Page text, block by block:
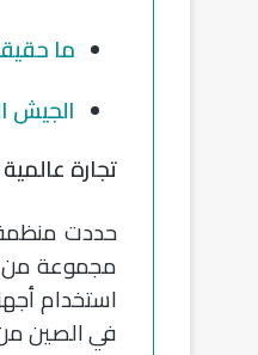
ما
الجيش
تجارة
حددت منظمة
مجموعة من
استخدام
في الصين